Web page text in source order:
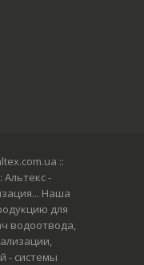
::
Альтекс -
Наша
для
водоотвода,
- системы